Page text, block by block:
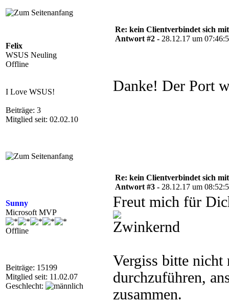
Felix
WSUS Neuling
Offline
I Love WSUS!
Beiträge: 3
Mitglied seit: 02.02.10
Re: kein Clientverbindet sich
Antwort #2 - 28.12.17 um
Danke! Der Port
Sunny
Microsoft MVP
Offline
Beiträge: 15199
Mitglied seit: 11.02.07
Geschlecht:
Re: kein Clientverbindet sich
Antwort #3 - 28.12.17 um
Freut mich für
Vergiss bitte nicht
durchzuführen,
zusammen.